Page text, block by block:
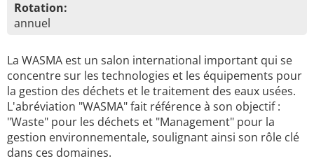
Rotation:
annuel
La WASMA est un salon international important qui se
concentre sur les technologies et les équipements pour
la gestion des déchets et le traitement des eaux usées.
L'abréviation "WASMA" fait référence à son objectif :
"Waste" pour les déchets et "Management" pour la
gestion environnementale, soulignant ainsi son rôle clé
dans ces domaines.